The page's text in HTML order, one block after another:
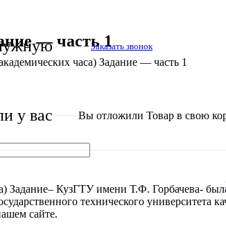
у вас
Заказать звонок
Вы отложили Товар в свою
— часть 1
часа) Задание — часть 1
Задание– КузГТУ имени Т.Ф. Горбачева-
технического университета
сайте.